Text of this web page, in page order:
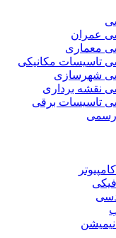
عمران
معماری
تاسیسات مکانیکی
شهرسازی
نقشه برداری
تاسیسات برقی
رسمی